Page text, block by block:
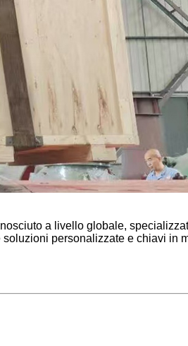
a livello globale,
personalizzate e chiavi